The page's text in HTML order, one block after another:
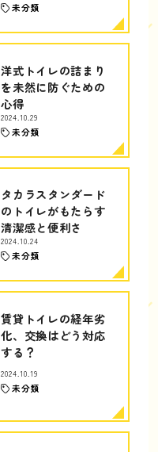
未分類
洋式トイレの詰まり
を未然に防ぐための
心得
2024.10.29
未分類
タカラスタンダード
のトイレがもたらす
清潔感と便利さ
2024.10.24
未分類
賃貸トイレの経年劣
化、交換はどう対応
する？
2024.10.19
未分類